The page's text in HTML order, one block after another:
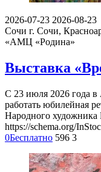
2026-07-23 2026-08-23
Сочи г. Сочи,
«АМЦ «Родина»
Выставка
С 23 июля 2026 года
работать юбилейная
Народного
https://schema.org/
0Бесплатно 596 3